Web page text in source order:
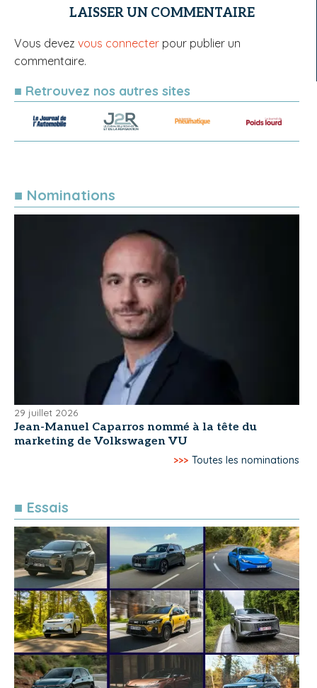
LAISSER UN COMMENTAIRE
Vous devez vous connecter pour publier un
commentaire.
■ Retrouvez nos autres sites
■ Nominations
29 juillet 2026
Jean-Manuel Caparros nommé à la tête du
marketing de Volkswagen VU
>>> Toutes les nominations
■ Essais